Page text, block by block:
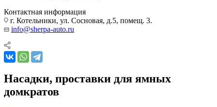
Контактная информация
г. Котельники, ул. Сосновая, д.5, помещ. 3.
info@sherpa-auto.ru
Насадки, проставки для ямных
домкратов